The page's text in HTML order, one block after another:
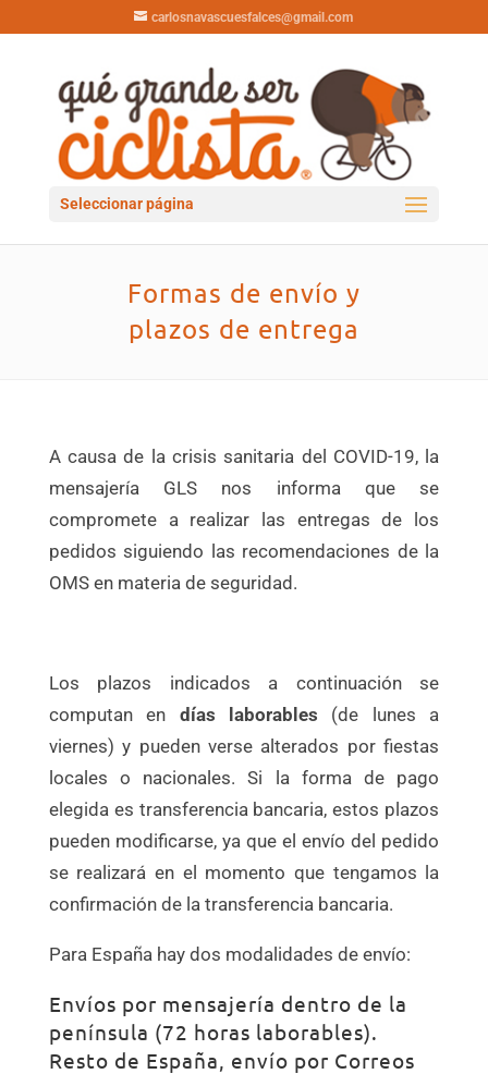
carlosnavascuesfalces@gmail.com
Seleccionar página
Formas de envío y
plazos de entrega
A causa de la crisis sanitaria del COVID-19, la
mensajería GLS nos informa que se
compromete a realizar las entregas de los
pedidos siguiendo las recomendaciones de la
OMS en materia de seguridad.
Los plazos indicados a continuación se
computan en días laborables (de lunes a
viernes) y pueden verse alterados por fiestas
locales o nacionales. Si la forma de pago
elegida es transferencia bancaria, estos plazos
pueden modificarse, ya que el envío del pedido
se realizará en el momento que tengamos la
confirmación de la transferencia bancaria.
Para España hay dos modalidades de envío:
Envíos por mensajería dentro de la
península (72 horas laborables).
Resto de España, envío por Correos